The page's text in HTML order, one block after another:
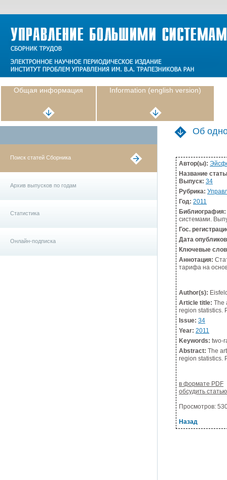
Общая информация Information (english version)
Поиск статей Сборника
Архив выпусков по годам
Статистика
Онлайн-подписка
Об
Автор(ы):
Название
Выпуск: 34
Рубрика:
Год: 2011
Библиография:
системами.
Гос.
Дата
Ключевые
Аннотация:
тарифа на
Author(s):
Article title: The
region statistics.
Issue: 34
Year: 2011
Keywords: two-
Abstract: The
region statistics.
в формате PDF
обсудить
Просмотров:
Назад